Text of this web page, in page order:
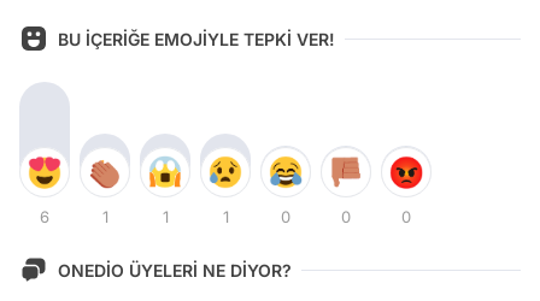
BU İÇERİĞE EMOJİYLE TEPKİ VER!
6 1 1 1 0 0 0
ONEDİO ÜYELERİ NE DİYOR?